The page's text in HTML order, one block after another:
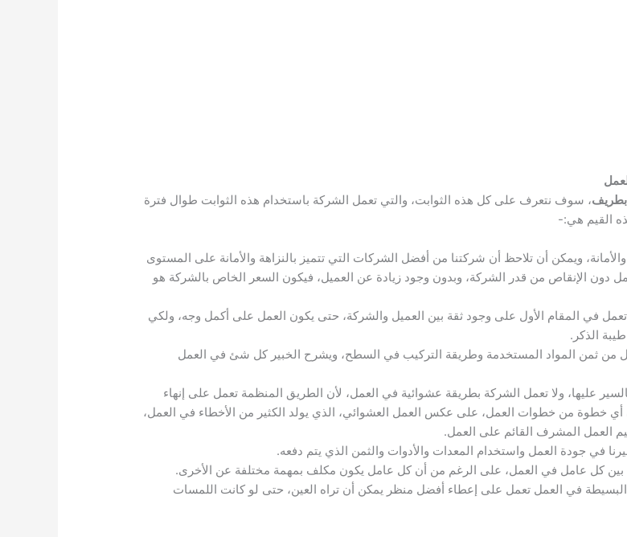
، سوف نتعرف على كل هذه الثوابت، والتي تعمل الشركة باستخدام هذه الثوابت طوال فترة
القيم هي:-
ويمكن أن تلاحظ أن شركتنا من أفضل الشركات التي تتميز بالنزاهة والأمانة على المستوى
الإنقاص من قدر الشركة، وبدون وجود زيادة عن العميل، فيكون السعر الخاص بالشركة هو
تعمل في المقام الأول على وجود ثقة بين العميل والشركة، حتى يكون العمل على أكمل وجه، ولكي
الذكر.
من ثمن المواد المستخدمة وطريقة التركيب في السطح، ويشرح الخبير كل شئ في العمل
عليها، ولا تعمل الشركة بطريقة عشوائية في العمل، لأن الطريق المنظمة تعمل على إنهاء
أي خطوة من خطوات العمل، على عكس العمل العشوائي، الذي يولد الكثير من الأخطاء في العمل،
العمل المشرف القائم على العمل.
في جودة العمل واستخدام المعدات والأدوات والثمن الذي يتم دفعه.
بين كل عامل في العمل، على الرغم من أن كل عامل يكون مكلف بمهمة مختلفة عن الأخرى.
البسيطة في العمل تعمل على إعطاء أفضل منظر يمكن أن تراه العين، حتى لو كانت اللمسات